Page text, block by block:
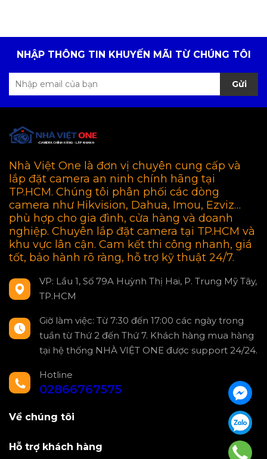
NHẬP THÔNG TIN KHUYẾN MÃI TỪ CHÚNG TÔI
Gửi
Nhà Việt One là đơn vị chuyên cung cấp và
lắp đặt camera an ninh chính hãng tại
TP.HCM. Chúng tôi phân phối các dòng
camera như Hikvision, Dahua, Imou, Ezviz…
phù hợp cho gia đình, cửa hàng và doanh
nghiệp. Chuyên lắp đặt camera tại TP.HCM và
khu vực lân cận. Cam kết thi công nhanh, giá
tốt, bảo hành rõ ràng, hỗ trợ kỹ thuật 24/7.
VP: Lầu 1, Số 79A Huỳnh Thị Hai, P. Trung Mỹ Tây,
TP.HCM
Giờ làm việc: Từ 7:30 đến 17:00 các ngày trong
tuần từ Thứ 2 đến Thứ 7. Khách hàng mua hàng
tại hệ thống NHÀ VIỆT ONE được support 24/24.
Hotline
02866767575
Về chúng tôi
Hỗ trợ khách hàng